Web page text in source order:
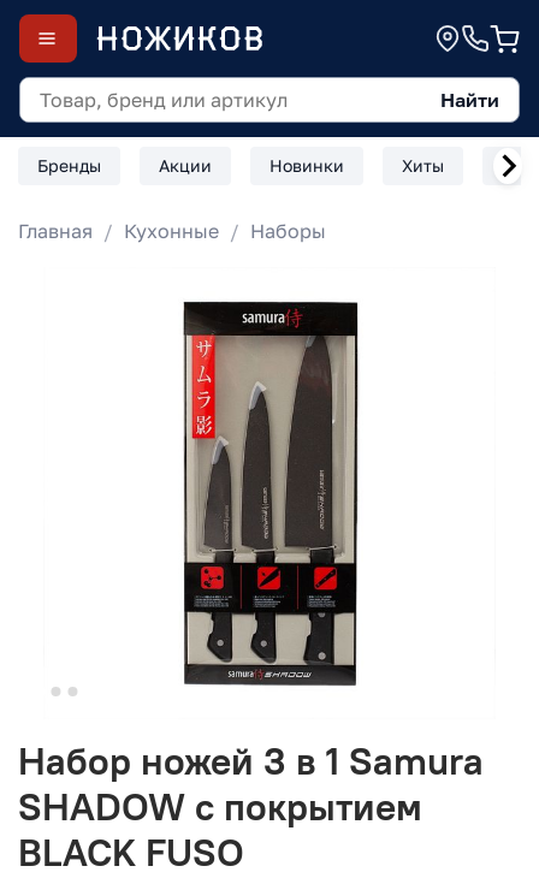
Найти
Бренды Акции Новинки Хиты
Главная Кухонные Наборы
Набор ножей 3 в 1 Samura
SHADOW с покрытием
BLACK FUSO